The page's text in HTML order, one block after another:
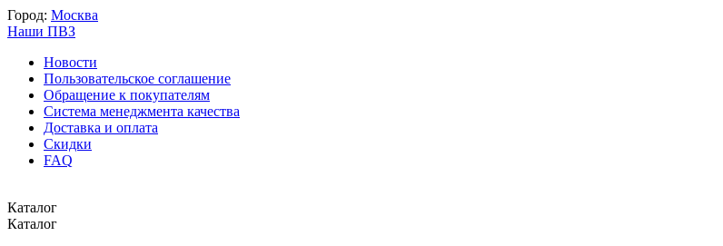
Город: Москва
Наши ПВЗ
Новости
Пользовательское соглашение
Обращение к покупателям
Система менеджмента качества
Доставка и оплата
Скидки
FAQ
Каталог
Каталог